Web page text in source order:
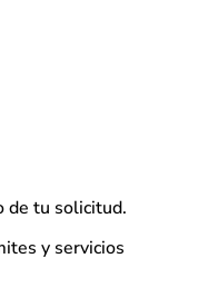
de tu solicitud.
y servicios